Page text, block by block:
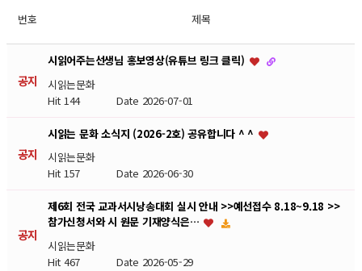
번호 제목
공지
시읽어주는선생님 홍보영상(유튜브 링크 클릭)
시읽는문화
Hit 144Date 2026-07-01
공지
시읽는 문화 소식지 (2026-2호) 공유합니다 ^ ^
시읽는문화
Hit 157Date 2026-06-30
공지
제6회 전국 교과서시낭송대회 실시 안내 >>예선접수 8.18~9.18 >>
참가신청서와 시 원문 기재양식은…
시읽는문화
Hit 467Date 2026-05-29